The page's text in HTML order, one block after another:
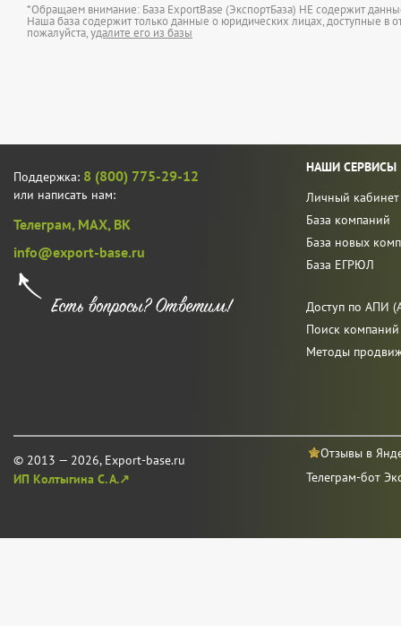
*Обращаем внимание: База ExportBase (ЭкспортБаза) НЕ содержит
Наша база содержит только данные о юридических лицах, доступные в
пожалуйста,удалите его из базы
Поддержка: 8 (800) 775-29-12
или написать нам:
Телеграм, MAX, ВК
info@export-base.ru
© 2013 — 2026, Export-base.ru
ИП Колтыгина С. А.↗
НАШИ СЕРВИСЫ
Личный кабинет
База компаний
База новых
База ЕГРЮЛ
Доступ по АПИ
Поиск
Методы
Отзывы в
Телеграм-бот